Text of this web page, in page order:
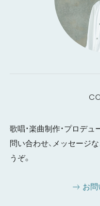
歌唱・楽曲制作・プロデュ
問い合わせ、メッセージ
うぞ。
お